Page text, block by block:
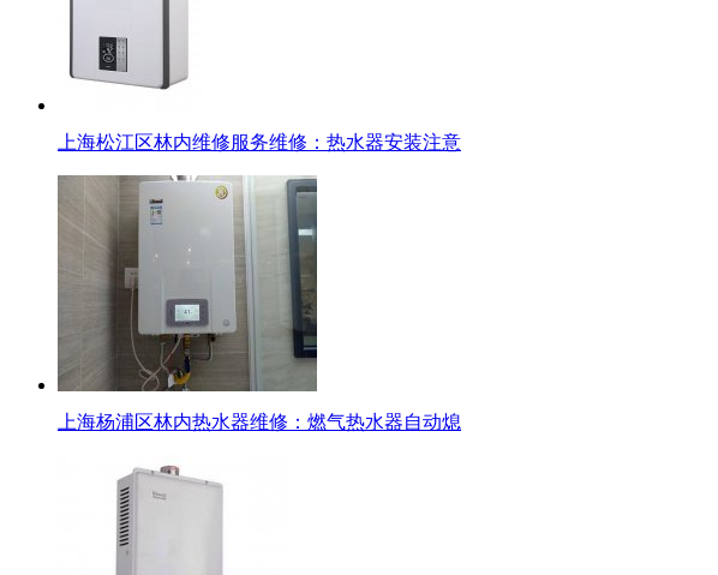
上海松江区林内维修服务维修：热水器安装注意
上海杨浦区林内热水器维修：燃气热水器自动熄